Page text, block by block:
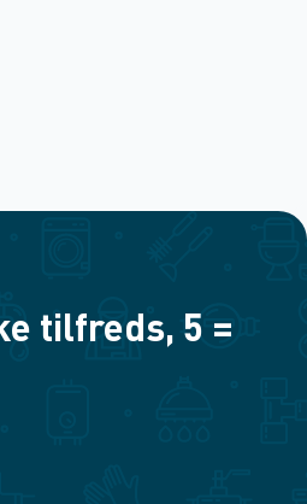
tilfreds, 5 =